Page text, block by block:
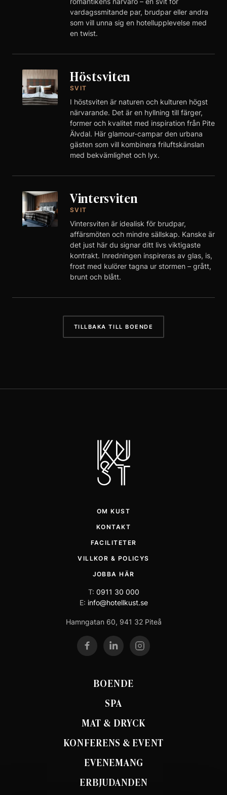
vardagssmitande par, brudpar eller andra
som vill unna sig en hotellupplevelse med
en twist.
Höstsviten
SVIT
I höstsviten är naturen och kulturen högst
närvarande. Det är en hyllning till färger,
former och kvalitet med inspiration från Pite
Älvdal. Här glamour-campar den urbana
gästen som vill kombinera friluftskänslan
med bekvämlighet och lyx.
Vintersviten
SVIT
Vintersviten är idealisk för brudpar,
affärsmöten och mindre sällskap. Kanske är
det just här du signar ditt livs viktigaste
kontrakt. Inredningen inspireras av glas, is,
frost med kulörer tagna ur stormen – grått,
brunt och blått.
TILLBAKA TILL BOENDE
OM KUST
KONTAKT
FACILITETER
VILLKOR & POLICYS
JOBBA HÄR
T: 0911 30 000
E: info@hotellkust.se
Hamngatan 60, 941 32 Piteå
BOENDE
SPA
MAT & DRYCK
KONFERENS & EVENT
EVENEMANG
ERBJUDANDEN